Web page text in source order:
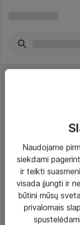
Paslaugos
Sprendimai
Įgyvendinti projektai
Atea ekspertų
Naudojame
siekdami
ir teikti
visada įjungti ir
būtini mūsų
privalomais